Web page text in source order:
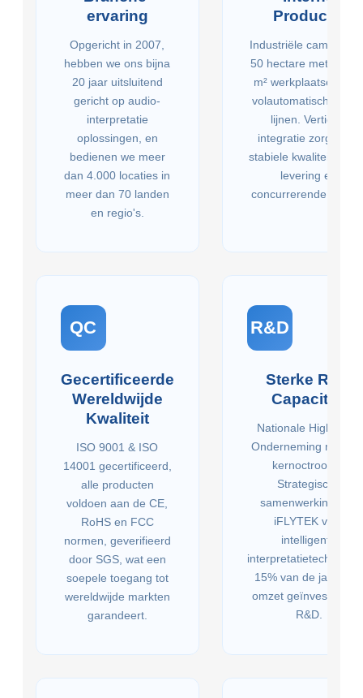
ervaring
Opgericht in 2007,
hebben we ons bijna
20 jaar uitsluitend
gericht op audio-
interpretatie
oplossingen, en
bedienen we meer
dan 4.000 locaties in
meer dan 70 landen
en regio's.
Productie
Industriële campus
50 hectare met
m² werkplaatsen en
volautomatische
lijnen. Verticale
integratie zorgt voor
stabiele kwaliteit,
levering en
concurrerende
QC
Gecertificeerde
Wereldwijde
Kwaliteit
ISO 9001 & ISO
14001 gecertificeerd,
alle producten
voldoen aan de CE,
RoHS en FCC
normen, geverifieerd
door SGS, wat een
soepele toegang tot
wereldwijde markten
garandeert.
R&D
Sterke R&D
Capaciteit
Nationale High-Tech
Onderneming met
kernoctrooien.
Strategische
samenwerking met
iFLYTEK voor
intelligente
15% van de jaarlijkse
omzet geïnvesteerd
R&D.